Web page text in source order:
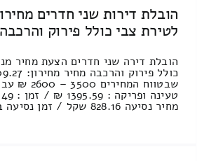
הובלת דירות שני חדרים
לטירת צבי כולל פירוק והרכבה
הובלת דירה שני חדרים הצעת מחיר
שבטווח
מחיר נסיעה 828.16 שקל / זמן נסיעה בין ערים [...]